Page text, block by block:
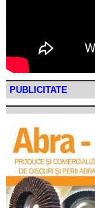
PUBLICITATE